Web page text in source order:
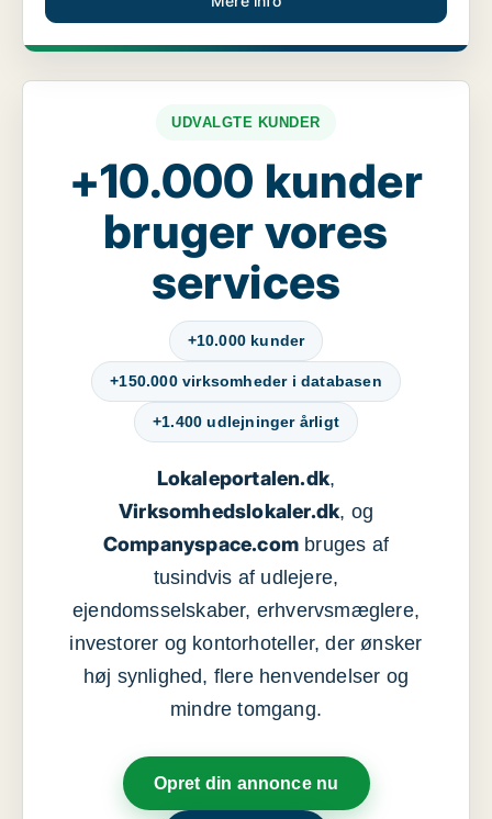
UDVALGTE KUNDER
+10.000 kunder
bruger vores
services
+10.000 kunder
+150.000 virksomheder i databasen
+1.400 udlejninger årligt
Lokaleportalen.dk,
Virksomhedslokaler.dk, og
Companyspace.com bruges af
tusindvis af udlejere,
ejendomsselskaber, erhvervsmæglere,
investorer og kontorhoteller, der ønsker
høj synlighed, flere henvendelser og
mindre tomgang.
Opret din annonce nu